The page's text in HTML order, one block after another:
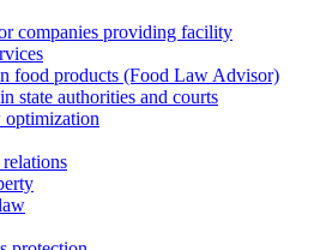
companies providing facility
food products (Food Law Advisor)
state authorities and courts